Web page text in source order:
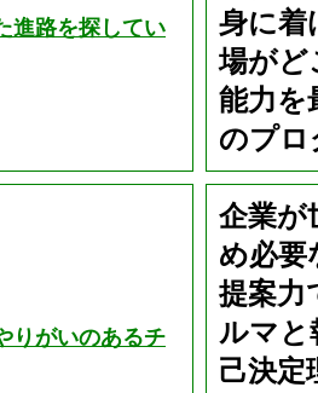
進路を探してい
身に着
場がど
能力を
のプロ
りがいのあるチ
企業が
め必要
提案力
ルマと
己決定